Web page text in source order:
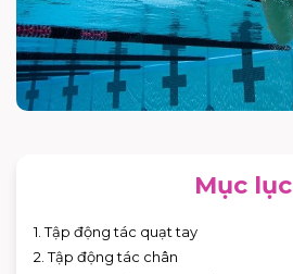
Mục lục
1. Tập động tác quạt tay
2. Tập động tác chân